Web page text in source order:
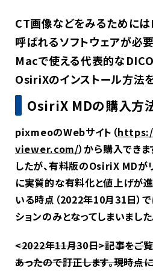
CT画像などをみるために
呼ばれるソフトウェアが必
Macで使える代表的な
OsiriXのインストール方法を
OsiriX MDの購入方
pixmeoのWebサイト（
viewer.com/）から購入でき
したが、有料版のOsiriX MDが
に実質的な有料化と値上げが
いる時点（2022年10月31日）
ションのみとなってしまいました
<2022年11月30日>記事をご
あったので訂正します。現時点